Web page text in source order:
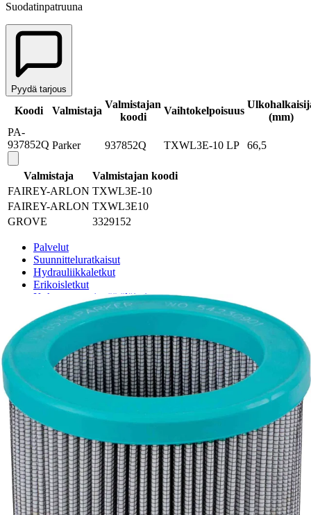
Suodatinpatruuna
Pyydä tarjous
Koodi Valmistaja
Valmistajan
koodi
Vaihtokelpoisuus
(mm)
PA-
937852Q Parker 937852Q TXWL3E-10 LP 66,5
Valmistaja
Valmistajan koodi
FAIREY-ARLON TXWL3E-10
FAIREY-ARLON TXWL3E10
GROVE
3329152
Palvelut
Suunnitteluratkaisut
Hydrauliikkaletkut
Erikoisletkut
Kokoonpano ja räätälöinti
Päävarasto
Digitaaliset tilauskanavat
Myymälät
Palveluvarastot
Ennakoiva kartoitus
Enerpac-huolto
24h päivystys
Tekninen tuki
Sylinterilaskuri
Sähköteholaskuri
Virtausnopeuslaskuri
Hammaspyöräpumpun tilavuuslaskuri
Hydrauliteholaskuri
Teollisuusletkuhaku
Suodatinhaku
Magneettikelahaku